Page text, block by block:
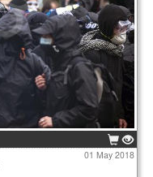
01 May 2018